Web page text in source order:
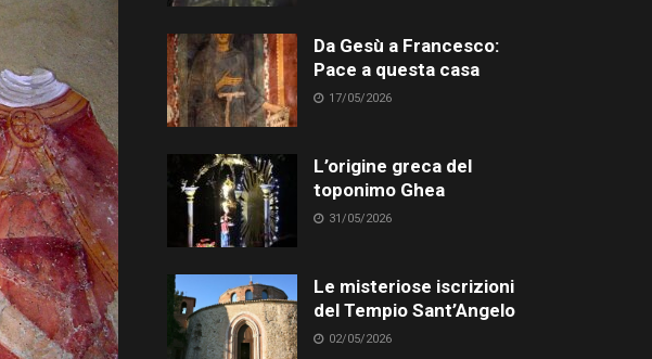
Da Gesù a Francesco:
Pace a questa casa
17/05/2026
L’origine greca del
toponimo Ghea
31/05/2026
Le misteriose iscrizioni
del Tempio Sant’Angelo
02/05/2026